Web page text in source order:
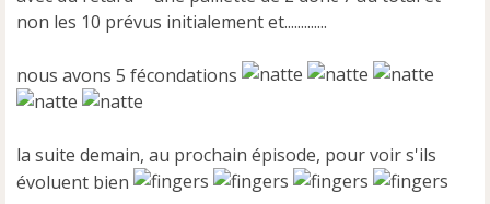
l
non les 10 prévus initialement et.............
nous avons 5 fécondations
la suite demain, au prochain épisode, pour voir s'ils
évoluent bien